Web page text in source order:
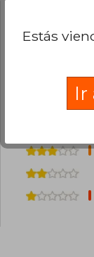
¿Leíste este
Estás
Ir